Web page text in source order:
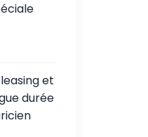
et
durée